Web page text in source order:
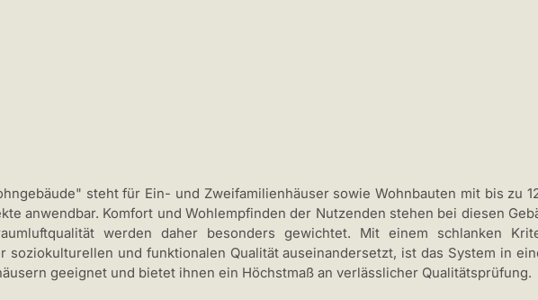
steht für Ein- und Zweifamilienhäuser sowie Wohnbauten mit bis zu
anwendbar. Komfort und Wohlempfinden der Nutzenden stehen bei diesen
werden daher besonders gewichtet. Mit einem schlanken
soziokulturellen und funktionalen Qualität auseinandersetzt, ist das System in
geeignet und bietet ihnen ein Höchstmaß an verlässlicher Qualitätsprüfung.